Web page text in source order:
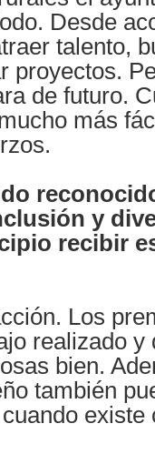
Desde
talento,
proyectos.
de futuro.
más
y
recibir
Los
realizado y
bien.
también
existe